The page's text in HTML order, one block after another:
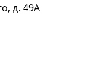
д. 49А